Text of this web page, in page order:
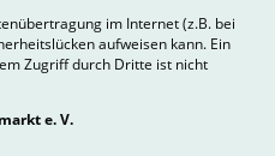
im Internet (z.B. bei
aufweisen kann. Ein
Zugriff durch Dritte ist nicht
e. V.